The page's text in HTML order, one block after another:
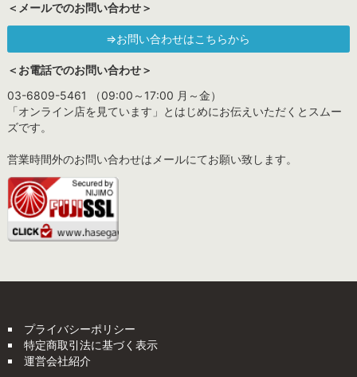
＜メールでのお問い合わせ＞
⇒お問い合わせはこちらから
＜お電話でのお問い合わせ＞
03-6809-5461 （09:00～17:00 月～金）
「オンライン店を見ています」とはじめにお伝えいただくとスムー
ズです。
営業時間外のお問い合わせはメールにてお願い致します。
プライバシーポリシー
特定商取引法に基づく表示
運営会社紹介